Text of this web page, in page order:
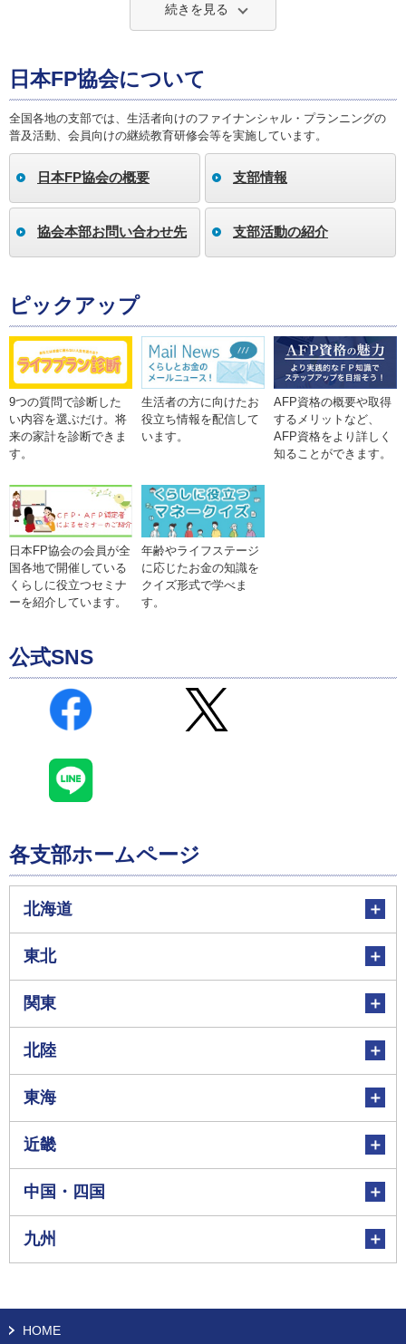
続きを見る
日本FP協会について
全国各地の支部では、生活者向けのファイナンシャル・プランニングの
普及活動、会員向けの継続教育研修会等を実施しています。
日本FP協会の概要 支部情報
協会本部お問い合わせ先 支部活動の紹介
ピックアップ
9つの質問で診断した
い内容を選ぶだけ。将
来の家計を診断できま
す。
生活者の方に向けたお
役立ち情報を配信して
います。
AFP資格の概要や取得
するメリットなど、
AFP資格をより詳しく
知ることができます。
日本FP協会の会員が全
国各地で開催している
くらしに役立つセミナ
ーを紹介しています。
年齢やライフステージ
に応じたお金の知識を
クイズ形式で学べま
す。
公式SNS
各支部ホームページ
北海道
東北
関東
北陸
東海
近畿
中国・四国
九州
HOME